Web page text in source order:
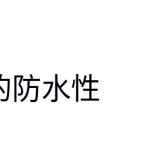
防水性